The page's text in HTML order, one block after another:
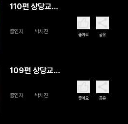
110편 상당교
출연자 박세진 좋아요 공유
109편 상당교
출연자 박세진 좋아요 공유